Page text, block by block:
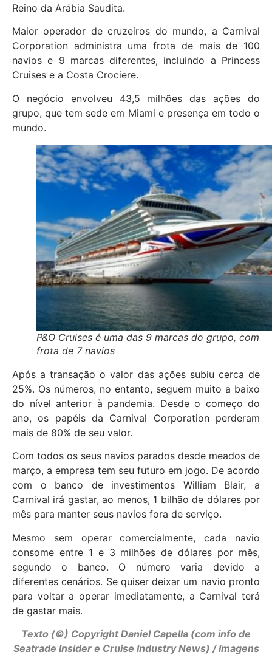
Reino da Arábia Saudita.
Maior operador de cruzeiros do mundo, a Carnival
Corporation administra uma frota de mais de 100
navios e 9 marcas diferentes, incluindo a Princess
Cruises e a Costa Crociere.
O negócio envolveu 43,5 milhões das ações do
grupo, que tem sede em Miami e presença em todo o
mundo.
P&O Cruises é uma das 9 marcas do grupo, com
frota de 7 navios
Após a transação o valor das ações subiu cerca de
25%. Os números, no entanto, seguem muito a baixo
do nível anterior à pandemia. Desde o começo do
ano, os papéis da Carnival Corporation perderam
mais de 80% de seu valor.
Com todos os seus navios parados desde meados de
março, a empresa tem seu futuro em jogo. De acordo
com o banco de investimentos William Blair, a
Carnival irá gastar, ao menos, 1 bilhão de dólares por
mês para manter seus navios fora de serviço.
Mesmo sem operar comercialmente, cada navio
consome entre 1 e 3 milhões de dólares por mês,
segundo o banco. O número varia devido a
diferentes cenários. Se quiser deixar um navio pronto
para voltar a operar imediatamente, a Carnival terá
de gastar mais.
Texto (©) Copyright Daniel Capella (com info de
Seatrade Insider e Cruise Industry News) / Imagens